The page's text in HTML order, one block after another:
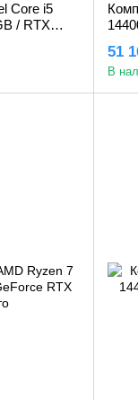
Core i5
/ RTX
51
В